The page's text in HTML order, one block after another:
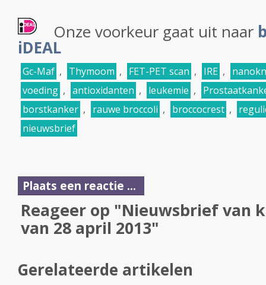
Onze voorkeur gaat uit naar
iDEAL
Gc-Maf , Thymoom , FET-PET scan , IRE ,
voeding , antioxidanten , leukemie ,
borstkanker , rauwe broccoli , broccocrest ,
nieuwsbrief
Plaats een reactie ...
Reageer op "Nieuwsbrief van
van 28 april 2013"
Gerelateerde artikelen